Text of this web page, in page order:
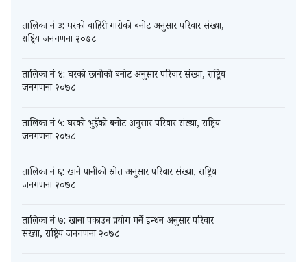
तालिका नं ३: घरको बाहिरी गारोको बनोट अनुसार परिवार संख्या,
राष्ट्रिय जनगणना २०७८
तालिका नं ४: घरको छानोको बनोट अनुसार परिवार संख्या, राष्ट्रिय
जनगणना २०७८
तालिका नं ५: घरको भुइँको बनोट अनुसार परिवार संख्या, राष्ट्रिय
जनगणना २०७८
तालिका नं ६: खाने पानीको स्रोत अनुसार परिवार संख्या, राष्ट्रिय
जनगणना २०७८
तालिका नं ७: खाना पकाउन प्रयोग गर्ने इन्धन अनुसार परिवार
संख्या, राष्ट्रिय जनगणना २०७८